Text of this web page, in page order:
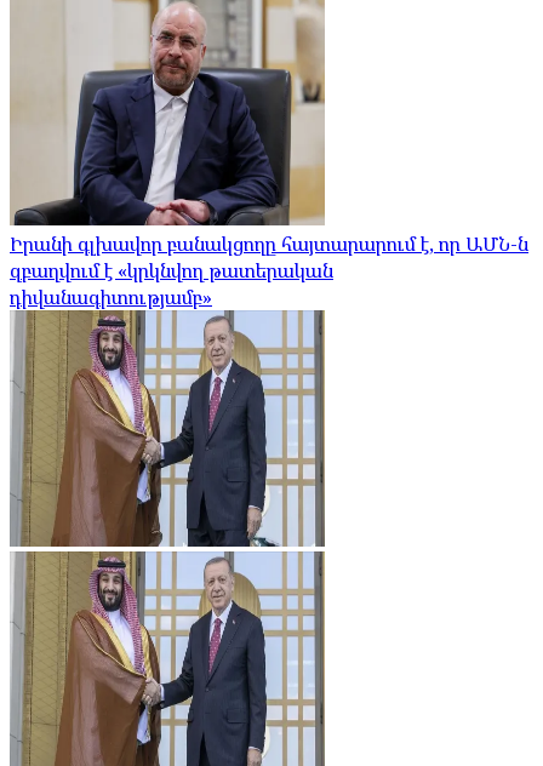
Իրանի գլխավոր բանակցողը հայտարարում է, որ ԱՄՆ-ն
զբաղվում է «կրկնվող թատերական
դիվանագիտությամբ»